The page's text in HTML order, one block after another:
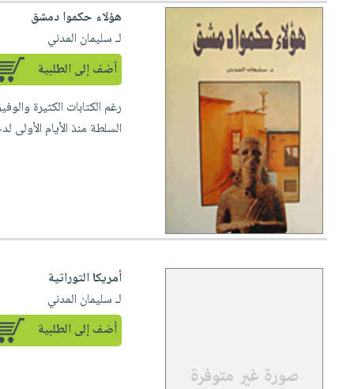
هؤلاء حكموا دمشق
لـ سليمان المدني
أضف إلى الطلبية
رغم الكتابات الكثيرة
السلطة منذ الأيام الأولى
أمريكا التوراتية
لـ سليمان المدني
أضف إلى الطلبية